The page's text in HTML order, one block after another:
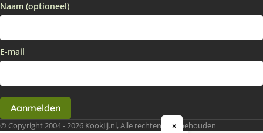
Naam (optioneel)
E-mail
Aanmelden
© Copyright 2004 - 2026 KookJij.nl, Alle rechten voorbehouden
×